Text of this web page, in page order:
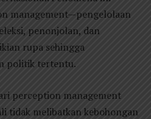
management—pengelolaan
penonjolan, dan
rupa sehingga
politik tertentu.
perception management
tidak melibatkan kebohongan